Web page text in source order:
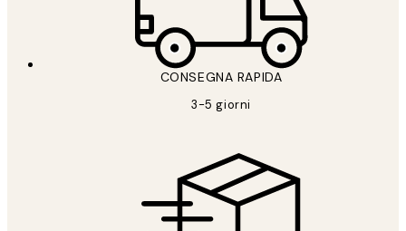
CONSEGNA RAPIDA
3-5 giorni